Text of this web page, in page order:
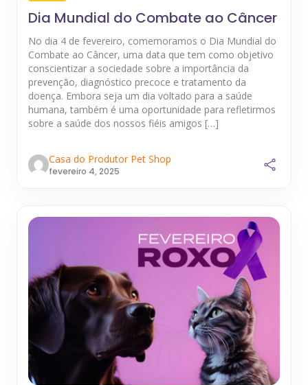
Dia Mundial do Combate ao Câncer
No dia 4 de fevereiro, comemoramos o Dia Mundial do
Combate ao Câncer, uma data que tem como objetivo
conscientizar a sociedade sobre a importância da
prevenção, diagnóstico precoce e tratamento da
doença. Embora seja um dia voltado para a saúde
humana, também é uma oportunidade para refletirmos
sobre a saúde dos nossos fiéis amigos […]
Casa do Produtor Pet Shop
fevereiro 4, 2025